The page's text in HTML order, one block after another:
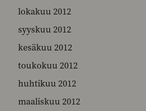
lokakuu 2012
syyskuu 2012
kesäkuu 2012
toukokuu 2012
huhtikuu 2012
maaliskuu 2012